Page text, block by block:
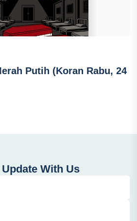
Putih (Koran Rabu, 24
With Us